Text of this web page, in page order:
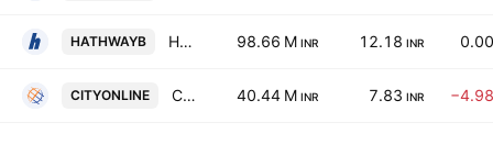
HATHWAYB Hathway Bhawani Cabletel & Datacom Ltd. 98.66 M INR 12.18 INR
CITYONLINE City Online Services Ltd 40.44 M INR 7.83 INR